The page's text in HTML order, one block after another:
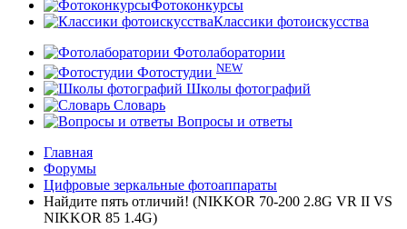
Фотоконкурсы
Классики фотоискусства
Фотолаборатории
Фотостудии NEW
Школы фотографий
Словарь
Вопросы и ответы
Главная
Форумы
Цифровые зеркальные фотоаппараты
Найдите пять отличий! (NIKKOR 70-200 2.8G VR II VS
NIKKOR 85 1.4G)